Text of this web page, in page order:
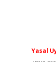
Yasal